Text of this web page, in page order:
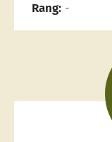
Rang: -